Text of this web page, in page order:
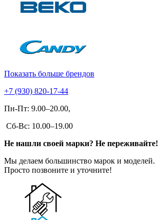
Показать больше брендов
+7 (930) 820-17-44
Пн-Пт: 9.00–20.00,
Сб-Вс: 10.00–19.00
Не нашли своей марки? Не переживайте!
Мы делаем большинство марок и моделей.
Просто позвоните и уточните!